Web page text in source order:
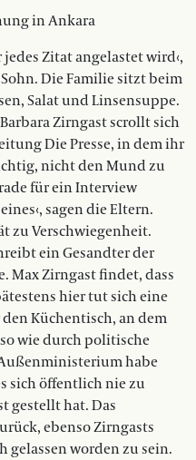
in Ankara
Zitat angelastet wird‹,
Die Familie sitzt beim
Salat und Linsensuppe.
Zirngast scrollt sich
Die Presse, in dem ihr
nicht den Mund zu
für ein Interview
sagen die Eltern.
zu Verschwiegenheit.
ein Gesandter der
Max Zirngast findet, dass
hier tut sich eine
Küchentisch, an dem
wie durch politische
habe
sich öffentlich nie zu
gestellt hat. Das
ebenso Zirngasts
gelassen worden zu sein.